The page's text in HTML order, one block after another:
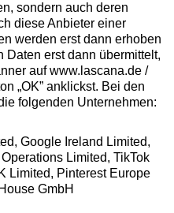
sondern auch deren
diese Anbieter einer
werden erst dann erhoben
Daten erst dann übermittelt,
auf www.lascana.de /
„OK” anklickst. Bei den
folgenden Unternehmen:
Google Ireland Limited,
Limited, TikTok
Limited, Pinterest Europe
GmbH